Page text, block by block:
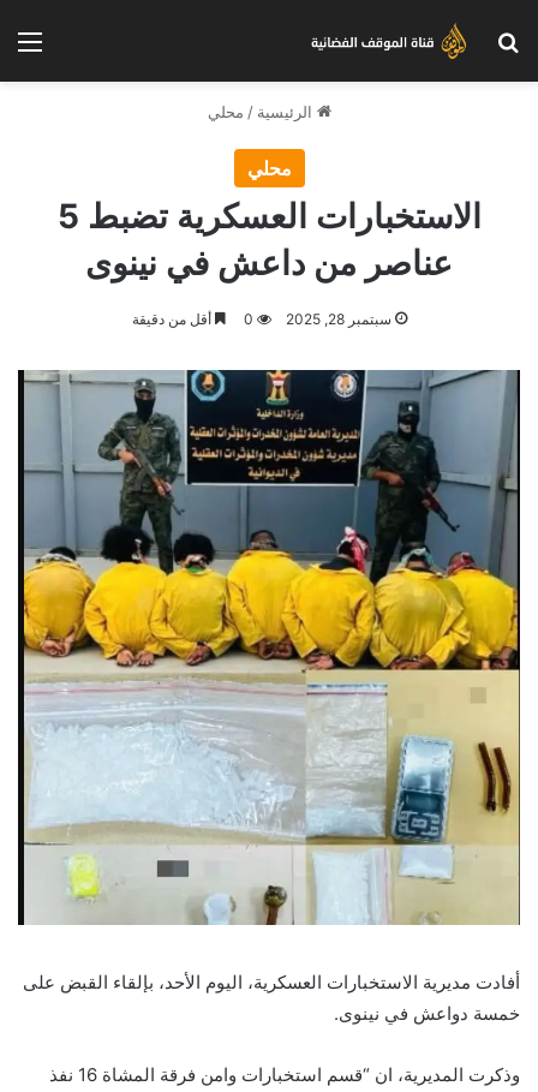
بحث عن
الرئيسية / محلي
محلي
الاستخبارات العسكرية تضبط 5
عناصر من داعش في نينوى
سبتمبر 28, 2025 0 أقل من دقيقة
أفادت مديرية الاستخبارات العسكرية، اليوم الأحد، بإلقاء القبض على
خمسة دواعش في نينوى.
وذكرت المديرية، ان “قسم استخبارات وامن فرقة المشاة 16 نفذ